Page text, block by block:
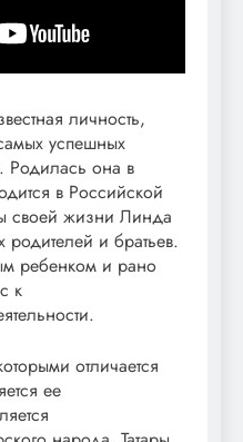
личность,
успешных
она в
в Российской
своей жизни Линда
и братьев.
ребенком и рано
к
отличается
ее